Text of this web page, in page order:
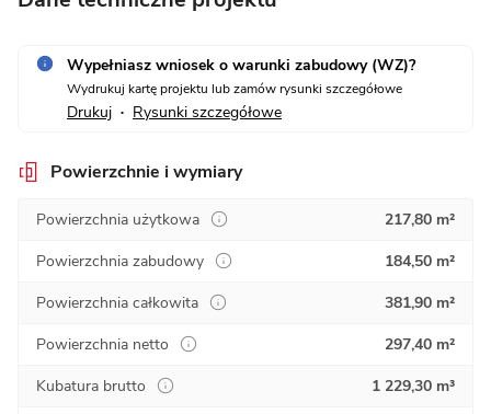
Wypełniasz wniosek o warunki zabudowy (WZ)?
Wydrukuj kartę projektu lub zamów rysunki szczegółowe
Drukuj • Rysunki szczegółowe
Powierzchnie i wymiary
Powierzchnia użytkowa
217,80 m²
Powierzchnia zabudowy
184,50 m²
Powierzchnia całkowita
381,90 m²
Powierzchnia netto
297,40 m²
Kubatura brutto
1 229,30 m³